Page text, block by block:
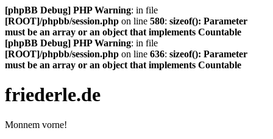
[phpBB Debug] PHP Warning: in file
[ROOT]/phpbb/session.php on line 580: sizeof(): Parameter
must be an array or an object that implements Countable
[phpBB Debug] PHP Warning: in file
[ROOT]/phpbb/session.php on line 636: sizeof(): Parameter
must be an array or an object that implements Countable
friederle.de
Monnem vorne!